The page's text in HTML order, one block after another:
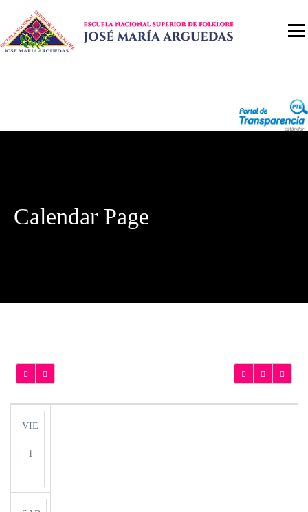
Calendar Page
VIE
1